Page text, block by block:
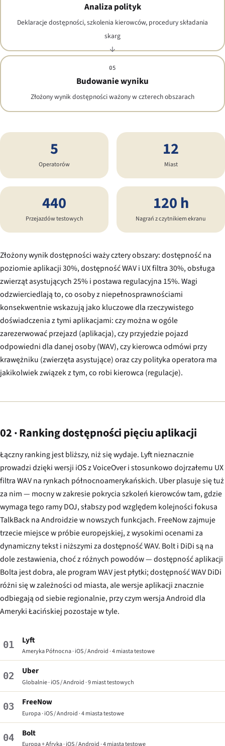
Analiza polityk
Deklaracje dostępności, szkolenia kierowców, procedury składania
skarg
05
Budowanie wyniku
Złożony wynik dostępności ważony w czterech obszarach
5
Operatorów
12
Miast
440
Przejazdów testowych
120 h
Nagrań z czytnikiem ekranu
Złożony wynik dostępności waży cztery obszary: dostępność na
poziomie aplikacji 30%, dostępność WAV i UX filtra 30%, obsługa
zwierząt asystujących 25% i postawa regulacyjna 15%. Wagi
odzwierciedlają to, co osoby z niepełnosprawnościami
konsekwentnie wskazują jako kluczowe dla rzeczywistego
doświadczenia z tymi aplikacjami: czy można w ogóle
zarezerwować przejazd (aplikacja), czy przyjedzie pojazd
odpowiedni dla danej osoby (WAV), czy kierowca odmówi przy
krawężniku (zwierzęta asystujące) oraz czy polityka operatora ma
jakikolwiek związek z tym, co robi kierowca (regulacje).
02 · Ranking dostępności pięciu aplikacji
Łączny ranking jest bliższy, niż się wydaje. Lyft nieznacznie
prowadzi dzięki wersji iOS z VoiceOver i stosunkowo dojrzałemu UX
filtra WAV na rynkach północnoamerykańskich. Uber plasuje się tuż
za nim — mocny w zakresie pokrycia szkoleń kierowców tam, gdzie
wymaga tego ramy DOJ, słabszy pod względem kolejności fokusa
TalkBack na Androidzie w nowszych funkcjach. FreeNow zajmuje
trzecie miejsce w próbie europejskiej, z wysokimi ocenami za
dynamiczny tekst i niższymi za dostępność WAV. Bolt i DiDi są na
dole zestawienia, choć z różnych powodów — dostępność aplikacji
Bolta jest dobra, ale program WAV jest płytki; dostępność WAV DiDi
różni się w zależności od miasta, ale wersje aplikacji znacznie
odbiegają od siebie regionalnie, przy czym wersja Android dla
Ameryki Łacińskiej pozostaje w tyle.
01 Lyft
Ameryka Północna · iOS / Android · 4 miasta testowe
02 Uber
Globalnie · iOS / Android · 9 miast testowych
03 FreeNow
Europa · iOS / Android · 4 miasta testowe
04 Bolt